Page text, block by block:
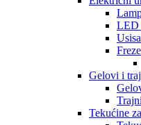
LED
Gelovi i
Tekućine